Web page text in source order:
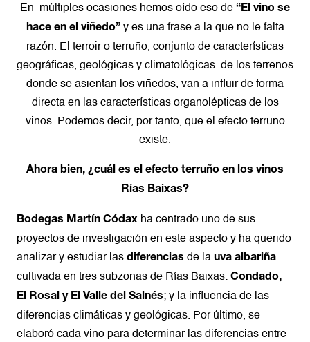
En múltiples ocasiones hemos oído eso de “El vino se
hace en el viñedo”y es una frase a la que no le falta
razón. El terroir o terruño, conjunto de características
geográficas, geológicas y climatológicas de los terrenos
donde se asientan los viñedos, van a influir de forma
directa en las características organolépticas de los
vinos. Podemos decir, por tanto, que el efecto terruño
existe.
Ahora bien, ¿cuál es el efecto terruño en los vinos
Rías Baixas?
Bodegas Martín Códax ha centrado uno de sus
proyectos de investigación en este aspecto y ha querido
analizar y estudiar las diferencias de la uva albariña
cultivada en tres subzonas de Rías Baixas: Condado,
El Rosal y El Valle del Salnés; y la influencia de las
diferencias climáticas y geológicas. Por último, se
elaboró cada vino para determinar las diferencias entre